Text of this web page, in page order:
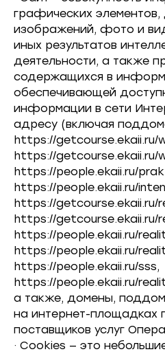
графических элементов,
изображений, фото и
иных результатов
деятельности, а также
содержащихся в
обеспечивающей
информации в сети
адресу (включая
https://getcourse.ekaii.ru/
https://getcourse.ekaii.ru/
https://people.ekaii.ru/
https://people.ekaii.ru/
https://getcourse.ekaii.ru/
https://getcourse.ekaii.ru/
https://people.ekaii.ru/
https://people.ekaii.ru/
https://people.ekaii.ru/sss,
https://people.ekaii.ru/
а также, домены,
на интернет-площадках
поставщиков услуг
· Cookies — это